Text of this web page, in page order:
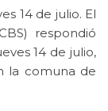
14 de julio. El
respondió
14 de julio,
la comuna de